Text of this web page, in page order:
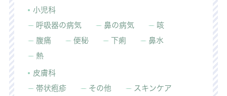
小児科
呼吸器の病気
鼻の病気
咳
腹痛
便秘 下痢
鼻水
熱
皮膚科
帯状疱疹
その他
スキンケア